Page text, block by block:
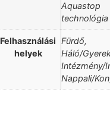
Aquastop
technológia
Felhasználási
helyek
Fürdő,
Háló/
Intézmény/
Nappali/